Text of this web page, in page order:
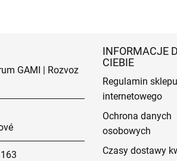
GAMI | Rozvoz
INFORMACJE
CIEBIE
Regulamin sklepu
internetowego
Ochrona danych
osobowych
Czasy dostawy